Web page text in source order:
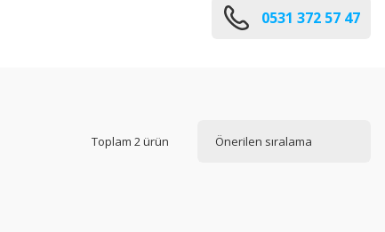
0531 372 57 47
Toplam 2 ürün